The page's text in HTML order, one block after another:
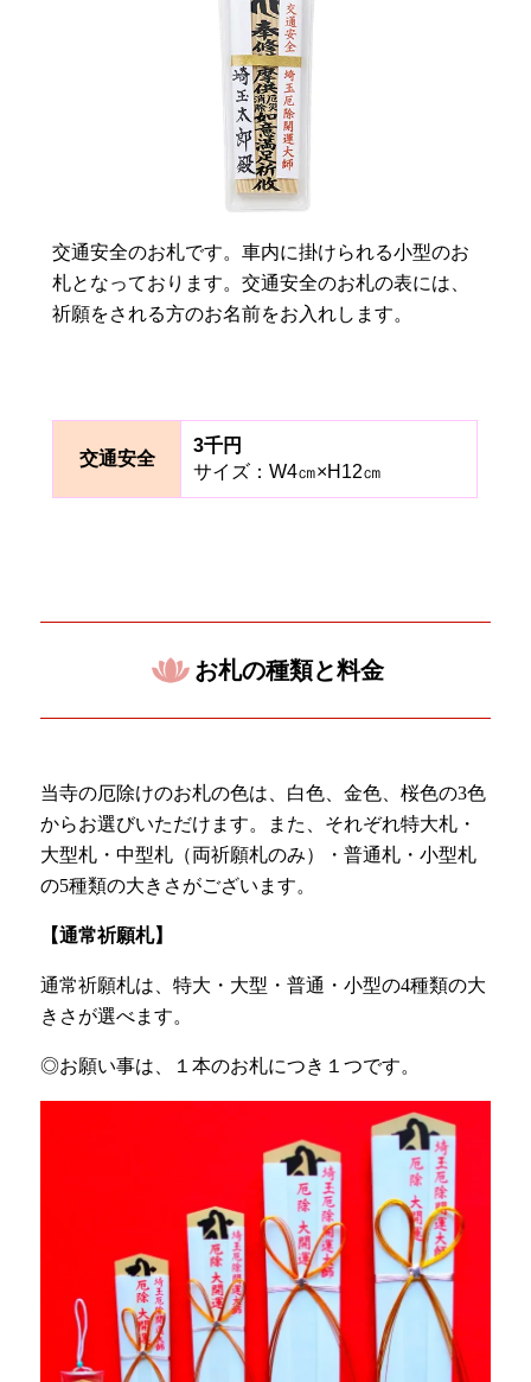
交通安全のお札です。車内に掛けられる小型のお
札となっております。交通安全のお札の表には、
祈願をされる方のお名前をお入れします。
交通安全
3千円
サイズ：W4㎝×H12㎝
お札の種類と料金
当寺の厄除けのお札の色は、白色、金色、桜色の3色
からお選びいただけます。また、それぞれ特大札・
大型札・中型札（両祈願札のみ）・普通札・小型札
の5種類の大きさがございます。
【通常祈願札】
通常祈願札は、特大・大型・普通・小型の4種類の大
きさが選べます。
◎お願い事は、１本のお札につき１つです。